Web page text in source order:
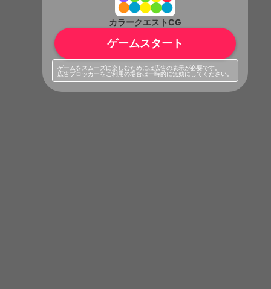
カラークエストCG
ゲームスタート
ゲームをスムーズに楽しむためには広告の表示が必要です。
広告ブロッカーをご利用の場合は一時的に無効にしてください。